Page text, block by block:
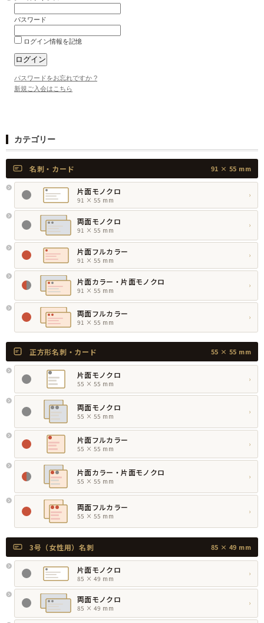
パスワード
ログイン情報を記憶
パスワードをお忘れですか ?
新規ご入会はこちら
カテゴリー
名刺・カード 91 × 55 mm
片面モノクロ
91 × 55 mm
›
両面モノクロ
91 × 55 mm
›
片面フルカラー
91 × 55 mm
›
片面カラー・片面モノクロ
91 × 55 mm
›
両面フルカラー
91 × 55 mm
›
正方形名刺・カード 55 × 55 mm
片面モノクロ
55 × 55 mm
›
両面モノクロ
55 × 55 mm
›
片面フルカラー
55 × 55 mm
›
片面カラー・片面モノクロ
55 × 55 mm
›
両面フルカラー
55 × 55 mm
›
3号（女性用）名刺 85 × 49 mm
片面モノクロ
85 × 49 mm
›
両面モノクロ
85 × 49 mm
›